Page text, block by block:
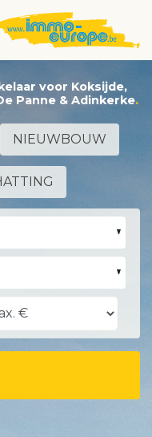
voor Koksijde,
Panne & Adinkerke
NIEUWBOUW